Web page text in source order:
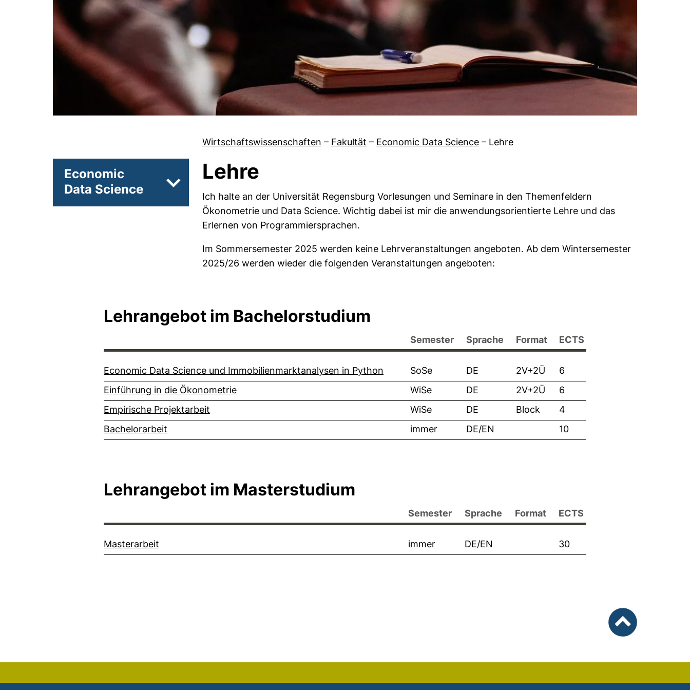
Wirtschaftswissenschaften – Fakultät – Economic Data Science – Lehre
Economic
Data Science
Unterseiten von Team
Lehre
Ich halte an der Universität Regensburg Vorlesungen und Seminare in den Themenfeldern
Ökonometrie und Data Science. Wichtig dabei ist mir die anwendungsorientierte Lehre und das
Erlernen von Programmiersprachen.
Im Sommersemester 2025 werden keine Lehrveranstaltungen angeboten. Ab dem Wintersemester
2025/26 werden wieder die folgenden Veranstaltungen angeboten:
Lehrangebot im Bachelorstudium
Semester Sprache Format ECTS
Economic Data Science und Immobilienmarktanalysen in Python SoSe DE 2V+2Ü
6
Einführung in die Ökonometrie
WiSe DE 2V+2Ü
6
Empirische Projektarbeit
WiSe DE Block
4
Bachelorarbeit
immer DE/EN 10
Lehrangebot im Masterstudium
Semester Sprache Format ECTS
Masterarbeit immer DE/EN 30